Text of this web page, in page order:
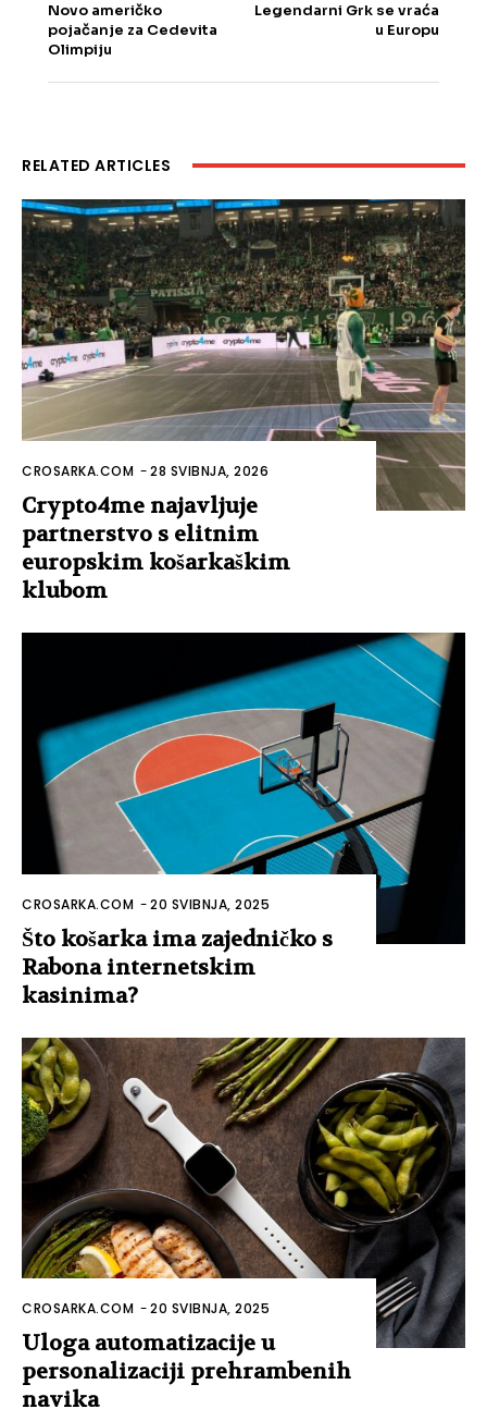
Novo američko
pojačanje za Cedevita
Olimpiju
Legendarni Grk se vraća
u Europu
RELATED ARTICLES
CROSARKA.COM -28 SVIBNJA, 2026
Crypto4me najavljuje
partnerstvo s elitnim
europskim košarkaškim
klubom
CROSARKA.COM -20 SVIBNJA, 2025
Što košarka ima zajedničko s
Rabona internetskim
kasinima?
CROSARKA.COM -20 SVIBNJA, 2025
Uloga automatizacije u
personalizaciji prehrambenih
navika